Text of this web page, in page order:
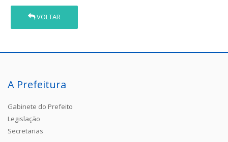
VOLTAR
A Prefeitura
Gabinete do Prefeito
Legislação
Secretarias